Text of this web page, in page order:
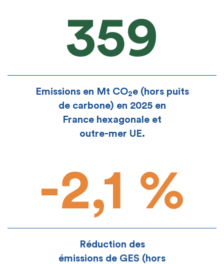
359
Emissions en Mt CO2e (hors puits
de carbone) en 2025 en
France hexagonale et
outre-mer UE.
-2,1 %
Réduction des
émissions de GES (hors